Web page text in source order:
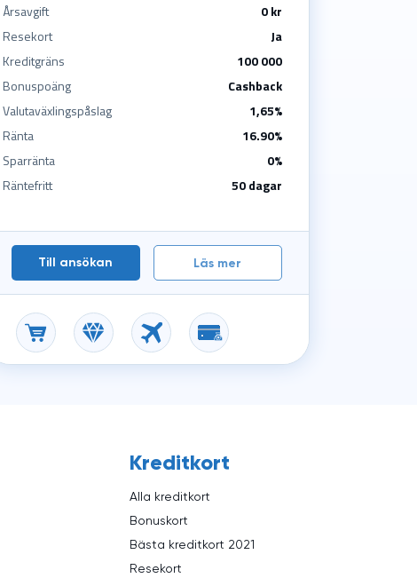
Årsavgift
0 kr
Resekort
Ja
Kreditgräns
100 000
Bonuspoäng
Cashback
Valutaväxlingspåslag
1,65%
Ränta
16.90%
Sparränta
0%
Räntefritt
50 dagar
Till ansökan Läs mer
Kreditkort
Alla kreditkort
Bonuskort
Bästa kreditkort 2021
Resekort